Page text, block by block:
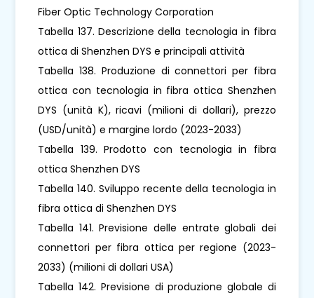
Fiber Optic Technology Corporation
Tabella 137. Descrizione della tecnologia in fibra
ottica di Shenzhen DYS e principali attività
Tabella 138. Produzione di connettori per fibra
ottica con tecnologia in fibra ottica Shenzhen
DYS (unità K), ricavi (milioni di dollari), prezzo
(USD/unità) e margine lordo (2023-2033)
Tabella 139. Prodotto con tecnologia in fibra
ottica Shenzhen DYS
Tabella 140. Sviluppo recente della tecnologia in
fibra ottica di Shenzhen DYS
Tabella 141. Previsione delle entrate globali dei
connettori per fibra ottica per regione (2023-
2033) (milioni di dollari USA)
Tabella 142. Previsione di produzione globale di